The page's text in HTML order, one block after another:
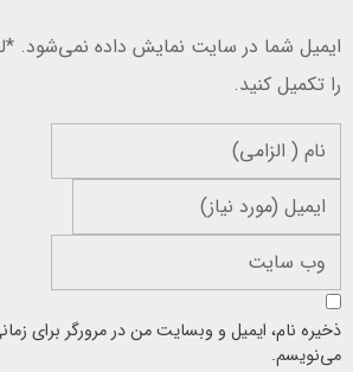
ایمیل شما در سایت نمایش داده نمی‌شود.
را تکمیل کنید.
ذخیره نام، ایمیل و وبسایت من در مرورگر برای
می‌نویسم.